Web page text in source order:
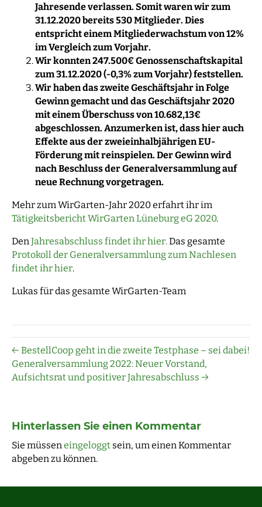
Jahresende verlassen. Somit waren wir zum
31.12.2020 bereits 530 Mitglieder. Dies
entspricht einem Mitgliederwachstum von 12%
im Vergleich zum Vorjahr.
Wir konnten 247.500€ Genossenschaftskapital
zum 31.12.2020 (-0,3% zum Vorjahr) feststellen.
Wir habendas zweite Geschäftsjahr in Folge
Gewinn gemacht und das Geschäftsjahr 2020
mit einem Überschuss von 10.682,13€
abgeschlossen. Anzumerken ist, dass hier auch
Effekte aus der zweieinhalbjährigen EU-
Förderung mit reinspielen. Der Gewinn wird
nach Beschluss der Generalversammlung auf
neue Rechnung vorgetragen.
Mehr zum WirGarten-Jahr 2020 erfahrt ihr im
Tätigkeitsbericht WirGarten Lüneburg eG 2020.
Den Jahresabschluss findet ihr hier.Das gesamte
Protokoll der Generalversammlung zum Nachlesen
findet ihr hier.
Lukas für das gesamte WirGarten-Team
← BestellCoop geht in die zweite Testphase – sei dabei!
Generalversammlung 2022: Neuer Vorstand,
Aufsichtsrat und positiver Jahresabschluss →
Hinterlassen Sie einen Kommentar
Sie müssen eingeloggt sein, um einen Kommentar
abgeben zu können.